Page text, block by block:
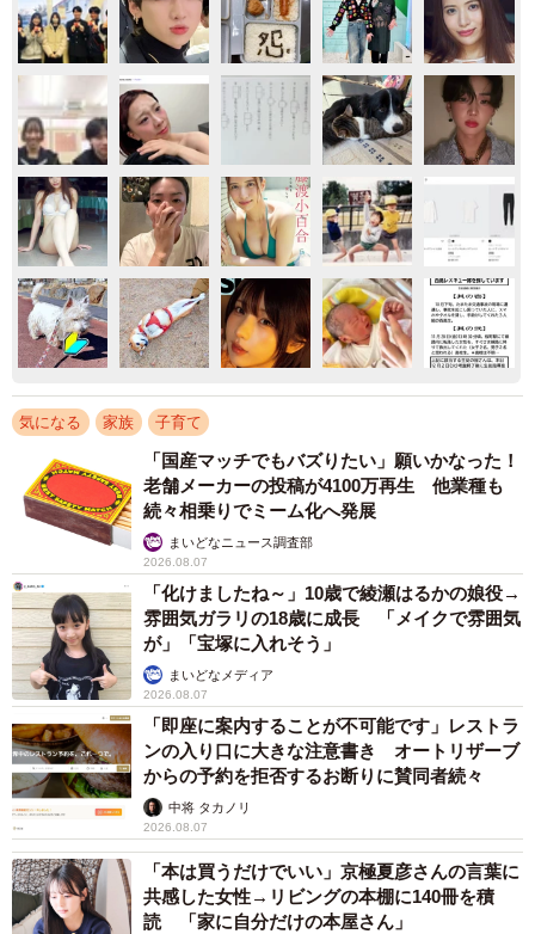
気になる 家族 子育て
「国産マッチでもバズりたい」願いかなった！
老舗メーカーの投稿が4100万再生 他業種も
続々相乗りでミーム化へ発展
まいどなニュース調査部
2026.08.07
「化けましたね～」10歳で綾瀬はるかの娘役→
雰囲気ガラリの18歳に成長 「メイクで雰囲気
が」「宝塚に入れそう」
まいどなメディア
2026.08.07
「即座に案内することが不可能です」レストラ
ンの入り口に大きな注意書き オートリザーブ
からの予約を拒否するお断りに賛同者続々
中将 タカノリ
2026.08.07
「本は買うだけでいい」京極夏彦さんの言葉に
共感した女性→リビングの本棚に140冊を積
読 「家に自分だけの本屋さん」